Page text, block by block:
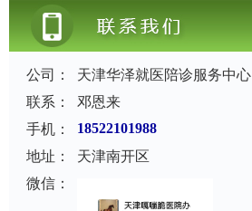
公司：
天津华泽就医陪诊服务中心
联系：
邓恩来
手机：
18522101988
地址：
天津南开区
微信：